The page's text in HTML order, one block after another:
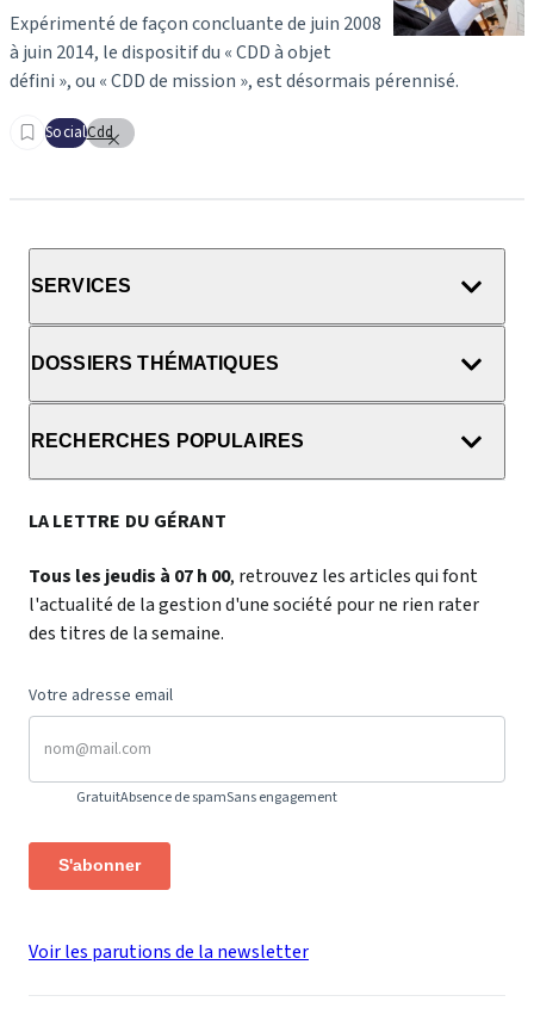
Expérimenté de façon concluante de juin 2008
à juin 2014, le dispositif du « CDD à objet
défini », ou « CDD de mission », est désormais pérennisé.
SocialCdd
SERVICES
DOSSIERS THÉMATIQUES
RECHERCHES POPULAIRES
LA LETTRE DU GÉRANT
Tous les jeudis à 07 h 00, retrouvez les articles qui font
l'actualité de la gestion d'une société pour ne rien rater
des titres de la semaine.
Votre adresse email
GratuitAbsence de spamSans engagement
S'abonner
Voir les parutions de la newsletter